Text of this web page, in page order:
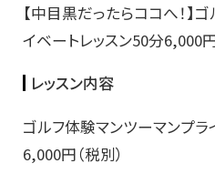
【中目黒だったらココへ！】
イベートレッスン50分6,000円
レッスン内容
ゴルフ体験マンツーマンプラ
6,000円（税別）